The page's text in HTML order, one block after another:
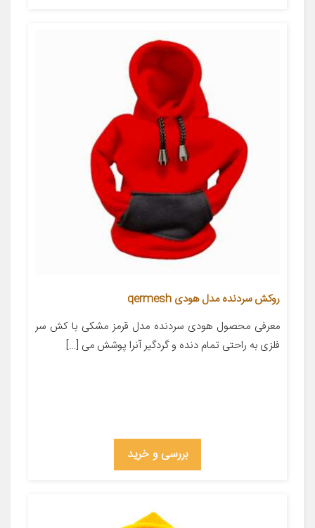
روکش سردنده مدل هودی qermesh
معرفی محصول هودی سردنده مدل قرمز مشکی با کش سر
فلزی به راحتی تمام دنده و گردگیر آنرا پوشش می […]
بررسی و خرید